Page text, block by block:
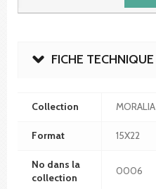
FICHE TECHNIQUE
Collection MORALIA
Format 15X22
No dans la
collection
0006